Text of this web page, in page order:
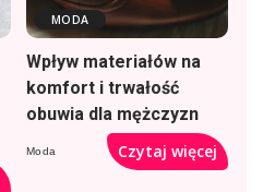
MODA
Wpływ materiałów na
komfort i trwałość
obuwia dla mężczyzn
Moda Czytaj więcej